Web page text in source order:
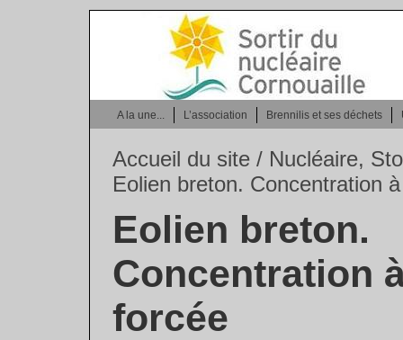
A la une... L’association Brennilis et ses déchets
Accueil du site / Nucléaire,
Eolien breton. Concentration
Eolien breton.
Concentration
forcée